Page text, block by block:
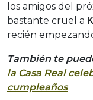
los amigos del
bastante cruel a
recién
También te
la Casa Real
cumpleaños